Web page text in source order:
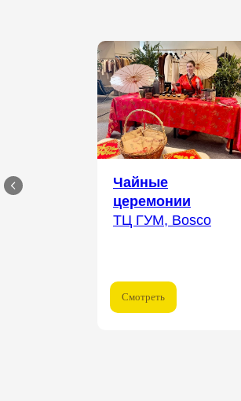
Чайные
церемонии
ТЦ ГУМ, Bosco
Смотреть